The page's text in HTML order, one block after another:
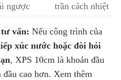
ngược
trần cách nhiệt
vấn: Nếu công trình của
xúc nước hoặc đòi hỏi
, XPS 10cm là khoản đầu
cao hơn. Xem thêm